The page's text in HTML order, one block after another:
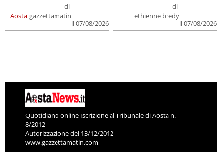
Aosta
di
gazzettamatin
il 07/08/2026
di
ethienne bredy
il 07/08/2026
Quotidiano online Iscrizione al Tribunale di Aosta n.
8/2012
Autorizzazione del 13/12/2012
www.gazzettamatin.com